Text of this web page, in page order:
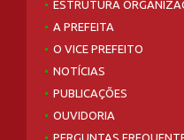
ESTRUTURA
A PREFEITA
O VICE PREFEITO
NOTÍCIAS
PUBLICAÇÕES
OUVIDORIA
PERGUNTAS